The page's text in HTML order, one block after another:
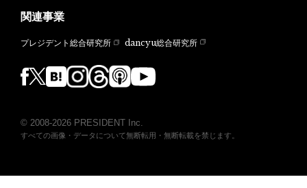
関連事業
プレジデント総合研究所 dancyu総合研究所
© 2008-2026 PRESIDENT Inc.
すべての画像・データについて無断転用・無断転載を禁じます。